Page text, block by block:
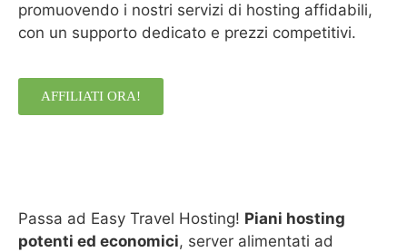
promuovendo i nostri servizi di hosting affidabili,
con un supporto dedicato e prezzi competitivi.
AFFILIATI ORA!
Passa ad Easy Travel Hosting! Piani hosting
potenti ed economici, server alimentati ad